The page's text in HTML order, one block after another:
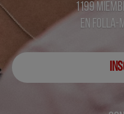
1199
en Folla-